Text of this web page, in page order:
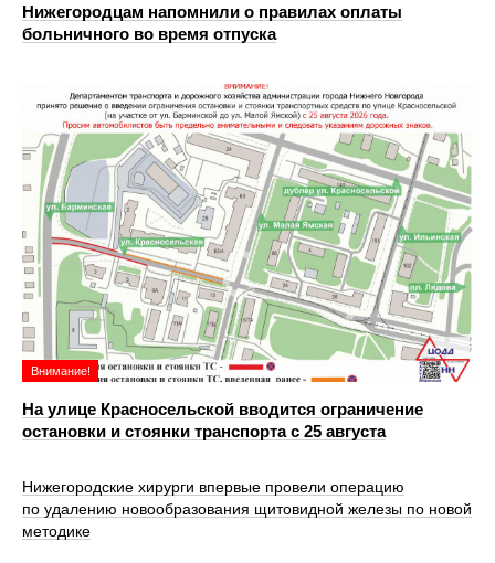
Нижегородцам напомнили о правилах оплаты
больничного во время отпуска
Внимание!
На улице Красносельской вводится ограничение
остановки и стоянки транспорта с 25 августа
Нижегородские хирурги впервые провели операцию
по удалению новообразования щитовидной железы по новой
методике